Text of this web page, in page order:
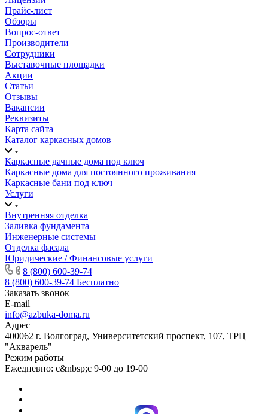
Прайс-лист
Обзоры
Вопрос-ответ
Производители
Сотрудники
Выставочные площадки
Акции
Статьи
Отзывы
Вакансии
Реквизиты
Карта сайта
Каталог каркасных домов
Каркасные дачные дома под ключ
Каркасные дома для постоянного проживания
Каркасные бани под ключ
Услуги
Внутренняя отделка
Заливка фундамента
Инженерные системы
Отделка фасада
Юридические / Финансовые услуги
8 (800) 600-39-74
8 (800) 600-39-74 Бесплатно
Заказать звонок
E-mail
info@azbuka-doma.ru
Адрес
400062 г. Волгоград, Университетский проспект, 107, ТРЦ
"Акварель"
Режим работы
Ежедневно: с&nbsp;с 9-00 до 19-00